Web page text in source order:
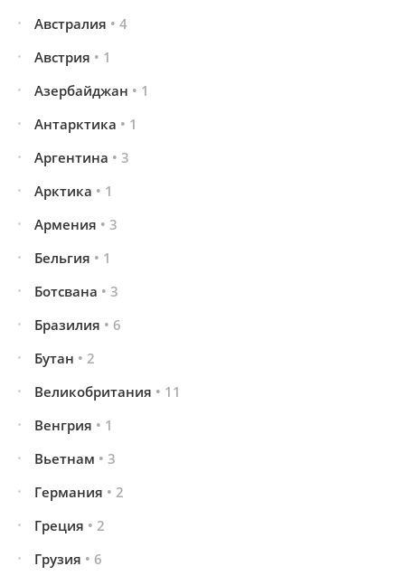
Австралия • 4
Австрия • 1
Азербайджан • 1
Антарктика • 1
Аргентина • 3
Арктика • 1
Армения • 3
Бельгия • 1
Ботсвана • 3
Бразилия • 6
Бутан • 2
Великобритания • 11
Венгрия • 1
Вьетнам • 3
Германия • 2
Греция • 2
Грузия • 6